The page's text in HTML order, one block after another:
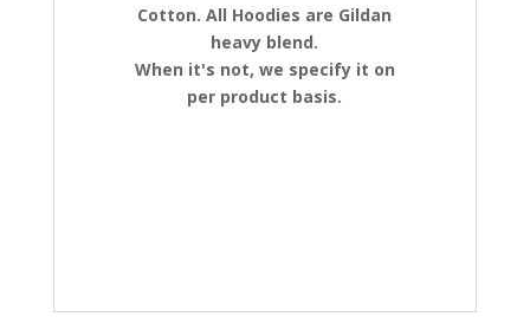
Cotton. All Hoodies are Gildan
heavy blend.
When it's not, we specify it on
per product basis.